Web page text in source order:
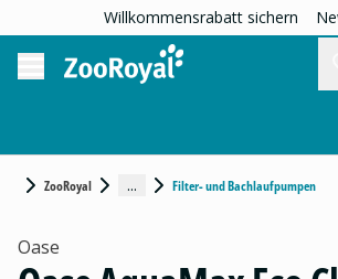
Willkommensrabatt sichern
ZooRoyal ... Filter- und Bachlaufpumpen
Oase